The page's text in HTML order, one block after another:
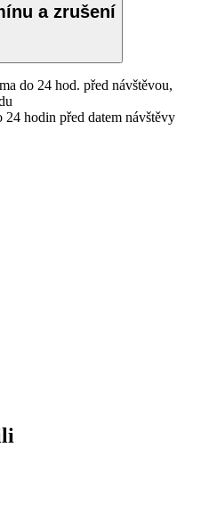
a zrušení
do 24 hod. před návštěvou,
hodin před datem návštěvy